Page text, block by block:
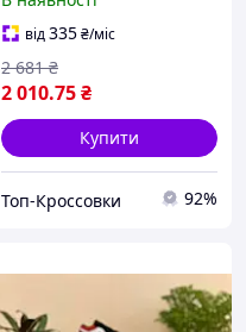
кроси монохром D272 top
від335₴/міс
2 010.75₴
2 681 ₴
Купити
Топ-Кроссовки 92%